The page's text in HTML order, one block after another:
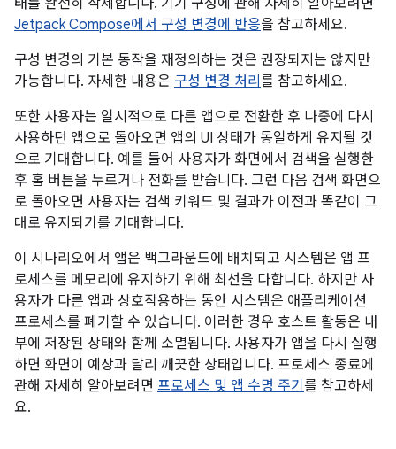
태를 완전히 삭제합니다. 기기 구성에 관해 자세히 알아보려면
Jetpack Compose에서 구성 변경에 반응을 참고하세요.
구성 변경의 기본 동작을 재정의하는 것은 권장되지는 않지만
가능합니다. 자세한 내용은 구성 변경 처리 를 참고하세요.
또한 사용자는 일시적으로 다른 앱으로 전환한 후 나중에 다시
사용하던 앱으로 돌아오면 앱의 UI 상태가 동일하게 유지될 것
으로 기대합니다. 예를 들어 사용자가 화면에서 검색을 실행한
후 홈 버튼을 누르거나 전화를 받습니다. 그런 다음 검색 화면으
로 돌아오면 사용자는 검색 키워드 및 결과가 이전과 똑같이 그
대로 유지되기를 기대합니다.
이 시나리오에서 앱은 백그라운드에 배치되고 시스템은 앱 프
로세스를 메모리에 유지하기 위해 최선을 다합니다. 하지만 사
용자가 다른 앱과 상호작용하는 동안 시스템은 애플리케이션
프로세스를 폐기할 수 있습니다. 이러한 경우 호스트 활동은 내
부에 저장된 상태와 함께 소멸됩니다. 사용자가 앱을 다시 실행
하면 화면이 예상과 달리 깨끗한 상태입니다. 프로세스 종료에
관해 자세히 알아보려면 프로세스 및 앱 수명 주기 를 참고하세
요.